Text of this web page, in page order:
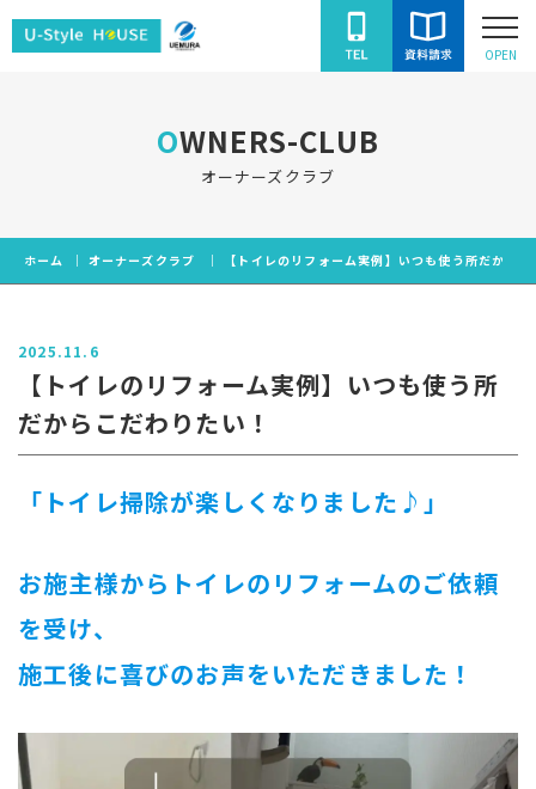
ユ
ハ
ウ
OPEN
OWNERS-CLUB
オーナーズクラブ
ホーム オーナーズクラブ 【トイレのリフォーム実例】いつも使う所だから
2025.11.6
【トイレのリフォーム実例】いつも使う所
だからこだわりたい！
「トイレ掃除が楽しくなりました♪」
お施主様からトイレのリフォームのご依頼
を受け、
施工後に喜びのお声をいただきました！